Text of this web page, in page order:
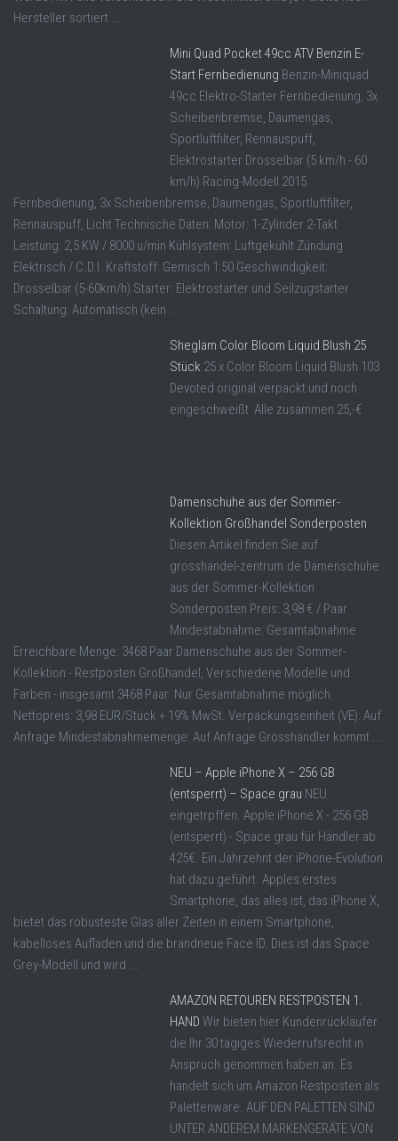
Hersteller sortiert ...
Mini Quad Pocket 49cc ATV Benzin E-
Start Fernbedienung Benzin-Miniquad
49cc Elektro-Starter Fernbedienung, 3x
Scheibenbremse, Daumengas,
Sportluftfilter, Rennauspuff,
Elektrostarter Drosselbar (5 km/h - 60
km/h) Racing-Modell 2015
Fernbedienung, 3x Scheibenbremse, Daumengas, Sportluftfilter,
Rennauspuff, Licht Technische Daten: Motor: 1-Zylinder 2-Takt
Leistung: 2,5 KW / 8000 u/min Kühlsystem: Luftgekühlt Zündung:
Elektrisch / C.D.I. Kraftstoff: Gemisch 1:50 Geschwindigkeit:
Drosselbar (5-60km/h) Starter: Elektrostarter und Seilzugstarter
Schaltung: Automatisch (kein ...
Sheglam Color Bloom Liquid Blush 25
Stück 25 x Color Bloom Liquid Blush 103
Devoted original verpackt und noch
eingeschweißt Alle zusammen 25,-€
Damenschuhe aus der Sommer-
Kollektion Großhandel Sonderposten
Diesen Artikel finden Sie auf
grosshandel-zentrum.de Damenschuhe
aus der Sommer-Kollektion
Sonderposten Preis: 3,98 € / Paar
Mindestabnahme: Gesamtabnahme
Erreichbare Menge: 3468 Paar Damenschuhe aus der Sommer-
Kollektion - Restposten Großhandel, Verschiedene Modelle und
Farben - insgesamt 3468 Paar. Nur Gesamtabnahme möglich.
Nettopreis: 3,98 EUR/Stück + 19% MwSt. Verpackungseinheit (VE): Auf
Anfrage Mindestabnahmemenge: Auf Anfrage Grosshändler kommt ...
NEU – Apple iPhone X – 256 GB
(entsperrt) – Space grau NEU
eingetrpffen. Apple iPhone X - 256 GB
(entsperrt) - Space grau für Händler ab
425€. Ein Jahrzehnt der iPhone-Evolution
hat dazu geführt. Apples erstes
Smartphone, das alles ist, das iPhone X,
bietet das robusteste Glas aller Zeiten in einem Smartphone,
kabelloses Aufladen und die brandneue Face ID. Dies ist das Space
Grey-Modell und wird ...
AMAZON RETOUREN RESTPOSTEN 1.
HAND Wir bieten hier Kundenrückläufer
die Ihr 30 tägiges Wiederrufsrecht in
Anspruch genommen haben an. Es
handelt sich um Amazon Restposten als
Palettenware. AUF DEN PALETTEN SIND
UNTER ANDEREM MARKENGERÄTE VON